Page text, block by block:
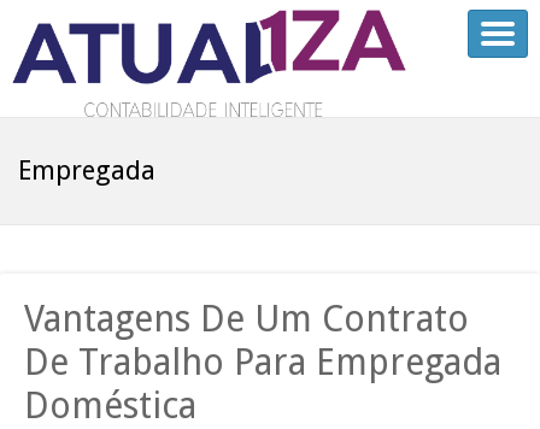
Empregada
Vantagens De Um Contrato
De Trabalho Para Empregada
Doméstica